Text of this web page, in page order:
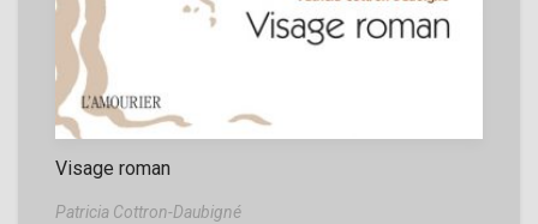
Visage roman
Patricia Cottron-Daubigné